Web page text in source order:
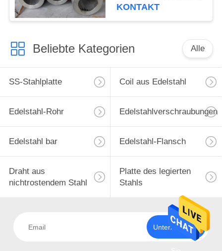
KONTAKT
Beliebte Kategorien Alle
SS-Stahlplatte Coil aus Edelstahl
Edelstahl-Rohr Edelstahlverschraubungen
Edelstahl bar Edelstahl-Flansch
Draht aus
nichtrostendem Stahl
Platte des legierten
Stahls
Unterzeichnen